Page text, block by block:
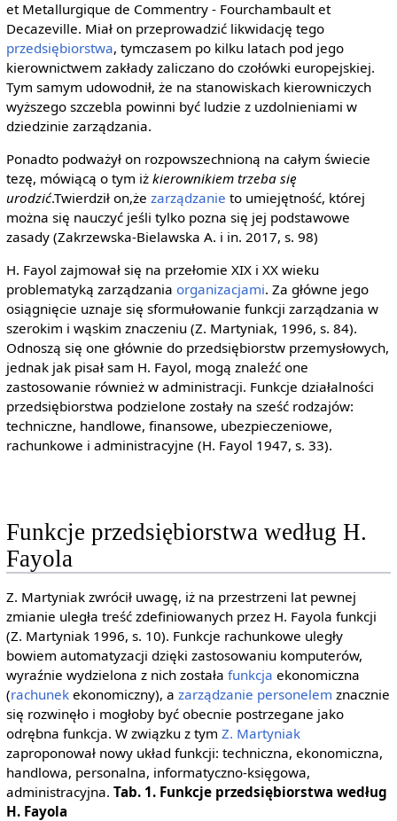
et Metallurgique de Commentry - Fourchambault et
Decazeville. Miał on przeprowadzić likwidację tego
przedsiębiorstwa, tymczasem po kilku latach pod jego
kierownictwem zakłady zaliczano do czołówki europejskiej.
Tym samym udowodnił, że na stanowiskach kierowniczych
wyższego szczebla powinni być ludzie z uzdolnieniami w
dziedzinie zarządzania.
Ponadto podważył on rozpowszechnioną na całym świecie
tezę, mówiącą o tym iż kierownikiem trzeba się
urodzić.Twierdził on,że zarządzanie to umiejętność, której
można się nauczyć jeśli tylko pozna się jej podstawowe
zasady (Zakrzewska-Bielawska A. i in. 2017, s. 98)
H. Fayol zajmował się na przełomie XIX i XX wieku
problematyką zarządzania organizacjami. Za główne jego
osiągnięcie uznaje się sformułowanie funkcji zarządzania w
szerokim i wąskim znaczeniu (Z. Martyniak, 1996, s. 84).
Odnoszą się one głównie do przedsiębiorstw przemysłowych,
jednak jak pisał sam H. Fayol, mogą znaleźć one
zastosowanie również w administracji. Funkcje działalności
przedsiębiorstwa podzielone zostały na sześć rodzajów:
techniczne, handlowe, finansowe, ubezpieczeniowe,
rachunkowe i administracyjne (H. Fayol 1947, s. 33).
Funkcje przedsiębiorstwa według H.
Fayola
Z. Martyniak zwrócił uwagę, iż na przestrzeni lat pewnej
zmianie uległa treść zdefiniowanych przez H. Fayola funkcji
(Z. Martyniak 1996, s. 10). Funkcje rachunkowe uległy
bowiem automatyzacji dzięki zastosowaniu komputerów,
wyraźnie wydzielona z nich została funkcja ekonomiczna
(rachunekekonomiczny), a zarządzanie personelem znacznie
się rozwinęło i mogłoby być obecnie postrzegane jako
odrębna funkcja. W związku z tym Z. Martyniak
zaproponował nowy układ funkcji: techniczna, ekonomiczna,
handlowa, personalna, informatyczno-księgowa,
administracyjna. Tab. 1. Funkcje przedsiębiorstwa według
H. Fayola